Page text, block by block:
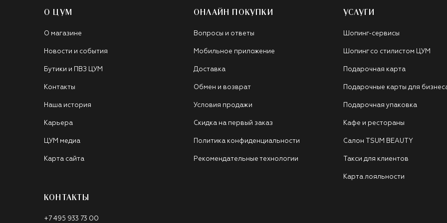
О ЦУМ
О магазине
Новости и события
Бутики и ПВЗ ЦУМ
Контакты
Наша история
Карьера
ЦУМ медиа
Карта сайта
ОНЛАЙН ПОКУПКИ
Вопросы и ответы
Мобильное приложение
Доставка
Обмен и возврат
Условия продажи
Скидка на первый заказ
Политика конфиденциальности
Рекомендательные технологии
УСЛУГИ
Шопинг-сервисы
Шопинг со стилистом ЦУМ
Подарочная карта
Подарочные карты для
Подарочная упаковка
Кафе и рестораны
Салон TSUM BEAUTY
Такси для клиентов
Карта лояльности
КОНТАКТЫ
+7 495 933 73 00